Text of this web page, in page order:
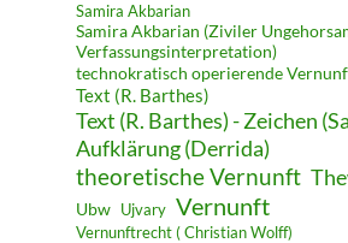
Samira Akbarian
Samira Akbarian (Ziviler
Verfassungsinterpretation)
technokratisch operierende
Text (R. Barthes)
Text (R. Barthes) - Zeichen
Aufklärung (Derrida)
theoretische Vernunft
Ubw Ujvary Vernunft
Vernunftrecht ( Christian Wolff)